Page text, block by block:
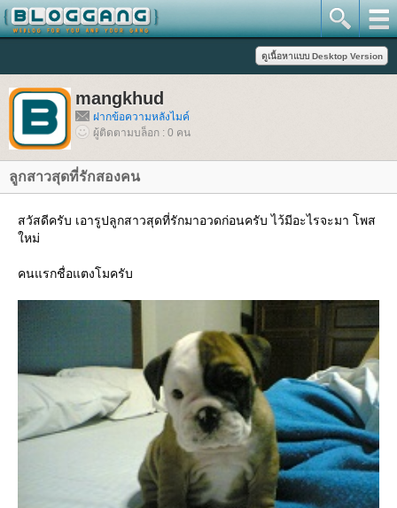
mangkhud
ฝากข้อความหลังไมค์
ผู้ติดตามบล็อก : 0 คน
ลูกสาวสุดที่รักสองคน
สวัสดีครับ เอารูปลูกสาวสุดที่รักมาอวดก่อนครับ ไว้มีอะไรจะมา โพส
หม่
คนแรกชื่อแตงโมครับ